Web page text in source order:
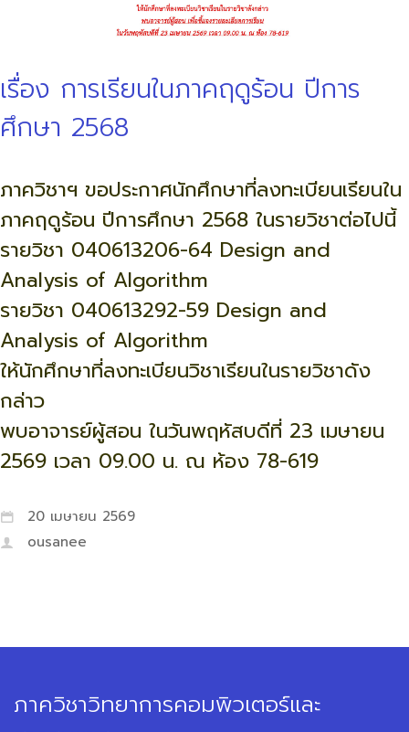
เรื่อง การเรียนในภาคฤดูร้อน ปีการ
ศึกษา 2568
ภาควิชาฯ ขอประกาศนักศึกษาที่ลงทะเบียนเรียนใน
ภาคฤดูร้อน ปีการศึกษา 2568 ในรายวิชาต่อไปนี้
รายวิชา 040613206-64 Design and
Analysis of Algorithm
รายวิชา 040613292-59 Design and
Analysis of Algorithm
ให้นักศึกษาที่ลงทะเบียนวิชาเรียนในรายวิชาดัง
กล่าว
พบอาจารย์ผู้สอน ในวันพฤหัสบดีที่ 23 เมษายน
2569 เวลา 09.00 น. ณ ห้อง 78-619
20 เมษายน 2569
ousanee
ภาควิชาวิทยาการคอมพิวเตอร์และ